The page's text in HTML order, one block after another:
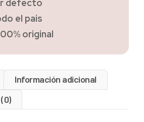
defecto
el pais
original
Información adicional